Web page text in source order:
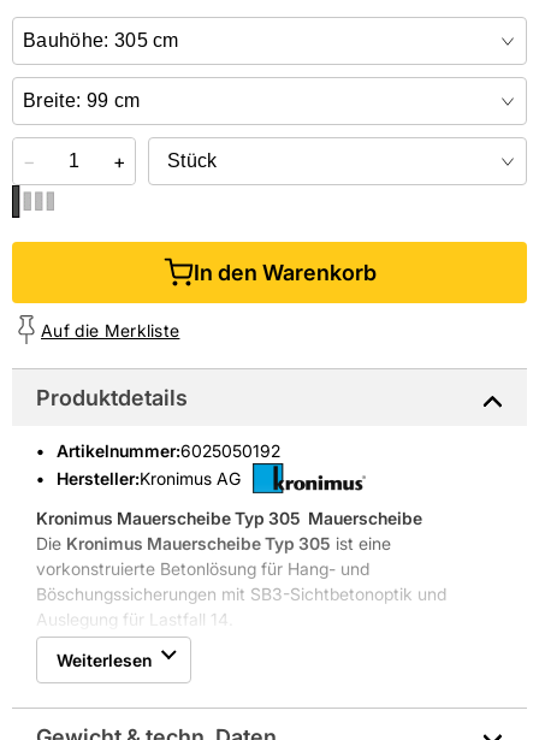
Online kaufen &
− +
In den Warenkorb
Auf die Merkliste
Produktdetails
Artikelnummer:6025050192
Hersteller:Kronimus AG
Kronimus Mauerscheibe Typ 305  Mauerscheibe
Die Kronimus Mauerscheibe Typ 305 ist eine
vorkonstruierte Betonlösung für Hang- und
Böschungssicherungen mit SB3-Sichtbetonoptik und
Auslegung für Lastfall 14.
Kronimus AG kombiniert jahrzehntelange Erfahrung im
Betonsteinbereich mit einem Architekturprogramm für
Weiterlesen